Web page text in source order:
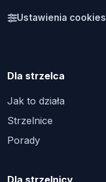
Ustawienia cookies
Dla strzelca
Jak to działa
Strzelnice
Porady
Dla strzelnicy